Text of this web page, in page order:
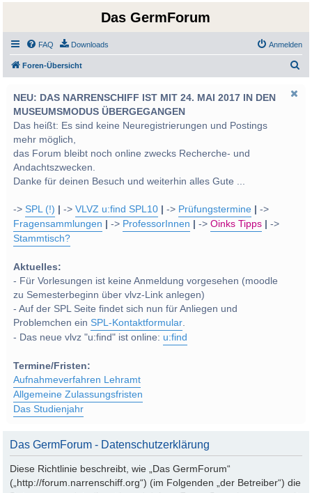
Das GermForum
FAQ Downloads Anmelden
Foren-Übersicht
NEU: DAS NARRENSCHIFF IST MIT 24. MAI 2017 IN DEN
MUSEUMSMODUS ÜBERGEGANGEN
Das heißt: Es sind keine Neuregistrierungen und Postings
mehr möglich,
das Forum bleibt noch online zwecks Recherche- und
Andachtszwecken.
Danke für deinen Besuch und weiterhin alles Gute ...
->SPL (!) ->VLVZ u:find SPL10 -> Prüfungstermine
->
Fragensammlungen
-> ProfessorInnen ->Oinks Tipps
->
Stammtisch?
Aktuelles:
- Für Vorlesungen ist keine Anmeldung vorgesehen (moodle
zu Semesterbeginn über vlvz-Link anlegen)
- Auf der SPL Seite findet sich nun für Anliegen und
Problemchen einSPL-Kontaktformular.
- Das neue vlvz "u:find" ist online: u:find
Termine/Fristen:
Aufnahmeverfahren Lehramt
Allgemeine Zulassungsfristen
Das Studienjahr
Das GermForum - Datenschutzerklärung
Diese Richtlinie beschreibt, wie „Das GermForum“
(„http://forum.narrenschiff.org“) (im Folgenden „der Betreiber“) die